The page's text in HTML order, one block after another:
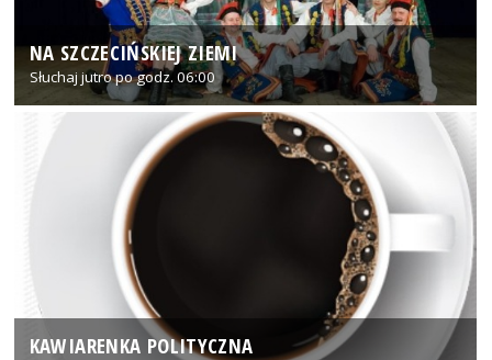
NA SZCZECIŃSKIEJ ZIEMI
Słuchaj jutro po godz. 06:00
KAWIARENKA POLITYCZNA